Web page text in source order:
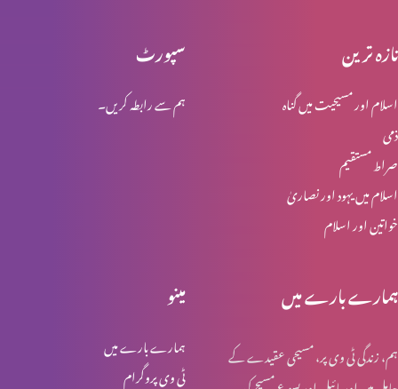
تائب دل نہ ہونے والوں کی عدالت
سپورٹ
ہم سے رابطہ کریں۔
تازہ ترین
اسلام اور مسیحیت میں گناہ
ذمی
صراط مستقیم
اسلام میں یہود اور نصاریٰ
خواتین اور اسلام
مینو
ہمارے بارے میں
ٹی وی پروگرام
ہمارے بارے میں
ہم، زندگی ٹی وی پر، مسیحی عقیدے کے